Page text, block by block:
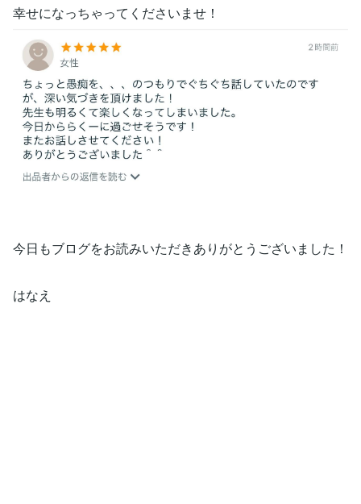
幸せになっちゃってくださいませ！
今日もブログをお読みいただきありがとうございました！
はなえ